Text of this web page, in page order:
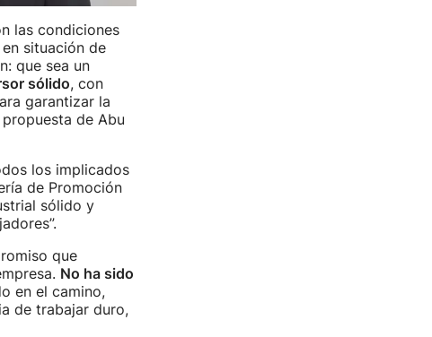
las condiciones
situación de
que sea un
sólido, con
garantizar la
de Abu
los implicados
de Promoción
sólido y
que
No ha sido
en el camino,
de trabajar duro,